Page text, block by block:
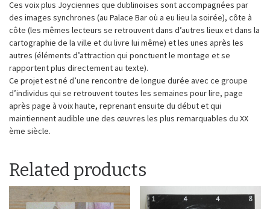
Ces voix plus Joyciennes que dublinoises sont accompagnées par
des images synchrones (au Palace Bar où a eu lieu la soirée), côte à
côte (les mêmes lecteurs se retrouvent dans d’autres lieux et dans la
cartographie de la ville et du livre lui même) et les unes après les
autres (éléments d’attraction qui ponctuent le montage et se
rapportent plus directement au texte).
Ce projet est né d’une rencontre de longue durée avec ce groupe
d’individus qui se retrouvent toutes les semaines pour lire, page
après page à voix haute, reprenant ensuite du début et qui
maintiennent audible une des œuvres les plus remarquables du XX
ème siècle.
Related products